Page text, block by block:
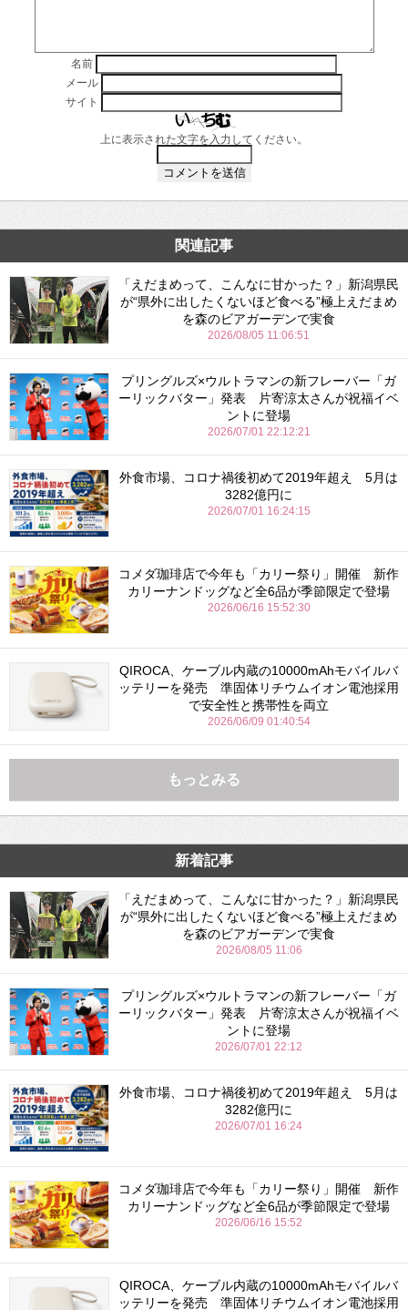
名前
メール
サイト
上に表示された文字を入力してください。
関連記事
「えだまめって、こんなに甘かった？」新潟県民
が“県外に出したくないほど食べる”極上えだまめ
を森のビアガーデンで実食
2026/08/05 11:06:51
プリングルズ×ウルトラマンの新フレーバー「ガ
ーリックバター」発表 片寄涼太さんが祝福イベ
ントに登場
2026/07/01 22:12:21
外食市場、コロナ禍後初めて2019年超え 5月は
3282億円に
2026/07/01 16:24:15
コメダ珈琲店で今年も「カリー祭り」開催 新作
カリーナンドッグなど全6品が季節限定で登場
2026/06/16 15:52:30
QIROCA、ケーブル内蔵の10000mAhモバイルバ
ッテリーを発売 準固体リチウムイオン電池採用
で安全性と携帯性を両立
2026/06/09 01:40:54
もっとみる
新着記事
「えだまめって、こんなに甘かった？」新潟県民
が“県外に出したくないほど食べる”極上えだまめ
を森のビアガーデンで実食
2026/08/05 11:06
プリングルズ×ウルトラマンの新フレーバー「ガ
ーリックバター」発表 片寄涼太さんが祝福イベ
ントに登場
2026/07/01 22:12
外食市場、コロナ禍後初めて2019年超え 5月は
3282億円に
2026/07/01 16:24
コメダ珈琲店で今年も「カリー祭り」開催 新作
カリーナンドッグなど全6品が季節限定で登場
2026/06/16 15:52
QIROCA、ケーブル内蔵の10000mAhモバイルバ
ッテリーを発売 準固体リチウムイオン電池採用